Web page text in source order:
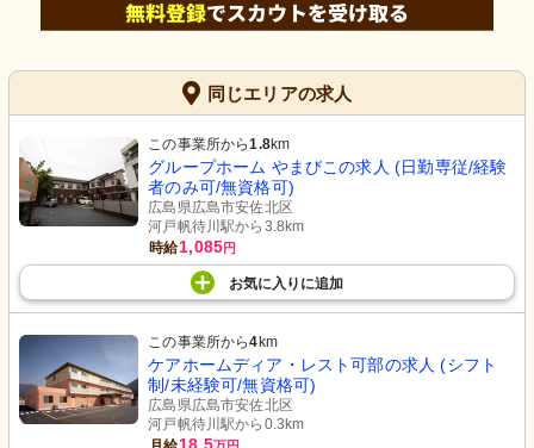
同じエリアの求人
この事業所から1.8km
グループホーム やまびこの求人 (日勤専従/経験
者のみ可/無資格可)
広島県広島市安佐北区
河戸帆待川駅から3.8km
時給1,085円
お気に入り に追加
この事業所から4 km
ケアホームディア・レスト可部の求人 (シフト
制/未経験可/無資格可)
広島県広島市安佐北区
河戸帆待川駅から0.3km